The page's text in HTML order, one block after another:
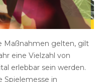
Maßnahmen gelten, gilt
eine Vielzahl von
erlebbar sein werden.
Spielemesse in